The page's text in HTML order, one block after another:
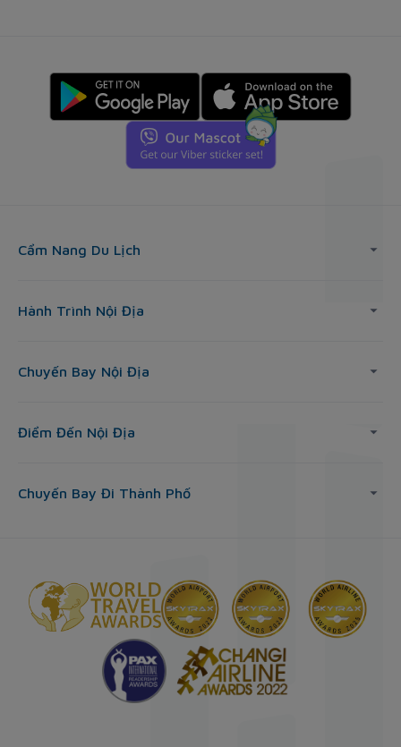
Cẩm Nang Du Lịch
Hành Trình Nội Địa
Chuyến Bay Nội Địa
Điểm Đến Nội Địa
Chuyến Bay Đi Thành Phố